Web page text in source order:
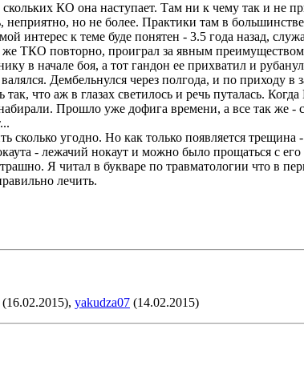
КО она наступает. Там ни к чему так и не
но не более. Практики там в
интерес к теме буде понятен - 3.5 года назад,
ТКО повторно, проиграл за явным
в начале боя, а тот гандон ее прихватил и
Дембельнулся через полгода, и по приходу в
что аж в глазах светилось и речь путалась.
Прошло уже дофига времени, а все так же -
сколько угодно. Но как только появляется
- лежачий нокаут и можно было прощаться с
Я читал в букваре по травматологии что в
лечить.
(16.02.2015), yakudza07 (14.02.2015)